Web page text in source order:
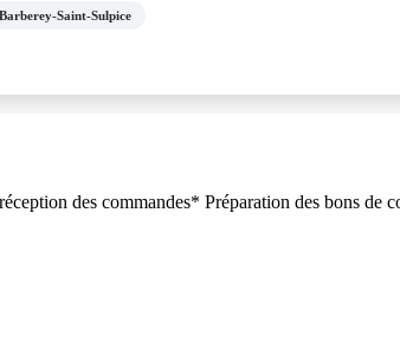
Barberey-Saint-Sulpice
des commandes* Préparation des bons de